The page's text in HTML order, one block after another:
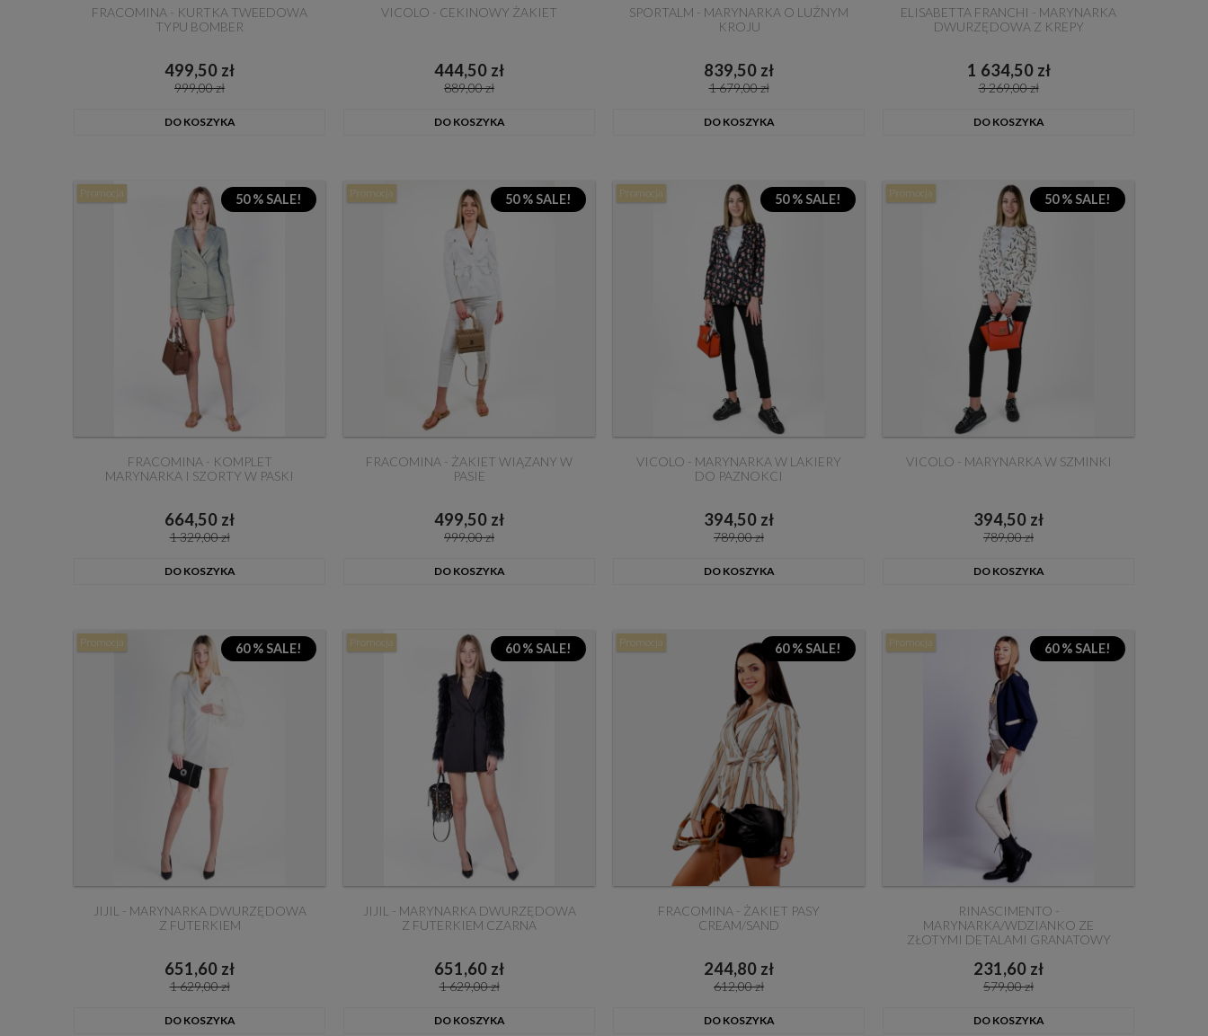
FRACOMINA - KURTKA TWEEDOWA
TYPU BOMBER
499,50 zł
999,00 zł
DO KOSZYKA
VICOLO - CEKINOWY ŻAKIET
444,50 zł
889,00 zł
DO KOSZYKA
SPORTALM - MARYNARKA O LUŹNYM
KROJU
839,50 zł
1 679,00 zł
DO KOSZYKA
ELISABETTA FRANCHI - MARYNARKA
DWURZĘDOWA Z KREPY
1 634,50 zł
3 269,00 zł
DO KOSZYKA
50 % SALE!
FRACOMINA - KOMPLET
MARYNARKA I SZORTY W PASKI
664,50 zł
1 329,00 zł
DO KOSZYKA
Promocja 50 % SALE!
FRACOMINA - ŻAKIET WIĄZANY W
PASIE
499,50 zł
999,00 zł
DO KOSZYKA
Promocja 50 % SALE!
VICOLO - MARYNARKA W LAKIERY
DO PAZNOKCI
394,50 zł
789,00 zł
DO KOSZYKA
Promocja 50 % SALE!
VICOLO - MARYNARKA W SZMINKI
394,50 zł
789,00 zł
DO KOSZYKA
Promocja
60 % SALE!
JIJIL - MARYNARKA DWURZĘDOWA
Z FUTERKIEM
651,60 zł
1 629,00 zł
DO KOSZYKA
Promocja 60 % SALE!
JIJIL - MARYNARKA DWURZĘDOWA
Z FUTERKIEM CZARNA
651,60 zł
1 629,00 zł
DO KOSZYKA
Promocja 60 % SALE!
FRACOMINA - ŻAKIET PASY
CREAM/SAND
244,80 zł
612,00 zł
DO KOSZYKA
Promocja 60 % SALE!
RINASCIMENTO -
MARYNARKA/WDZIANKO ZE
ZŁOTYMI DETALAMI GRANATOWY
231,60 zł
579,00 zł
DO KOSZYKA
Promocja